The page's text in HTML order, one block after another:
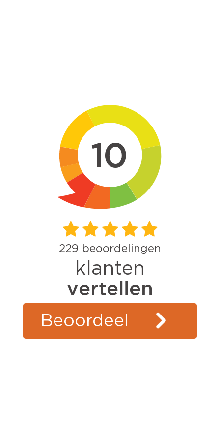
10
229 beoordelingen
klanten
vertellen
Beoordeel